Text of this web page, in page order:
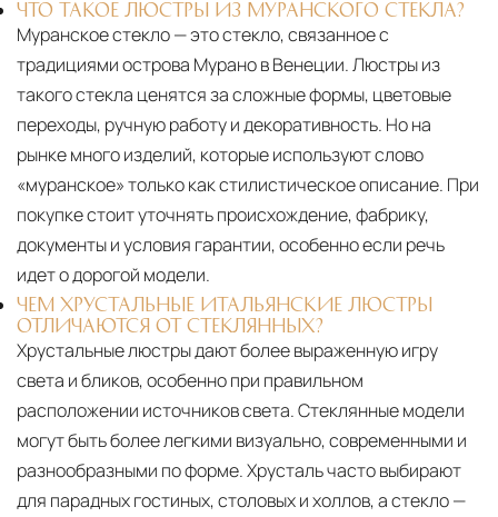
ЧТО ТАКОЕ ЛЮСТРЫ ИЗ МУРАНСКОГО СТЕКЛА?
Муранское стекло — это стекло, связанное с
традициями острова Мурано в Венеции. Люстры из
такого стекла ценятся за сложные формы, цветовые
переходы, ручную работу и декоративность. Но на
рынке много изделий, которые используют слово
«муранское» только как стилистическое описание. При
покупке стоит уточнять происхождение, фабрику,
документы и условия гарантии, особенно если речь
идет о дорогой модели.
ЧЕМ ХРУСТАЛЬНЫЕ ИТАЛЬЯНСКИЕ ЛЮСТРЫ
ОТЛИЧАЮТСЯ ОТ СТЕКЛЯННЫХ?
Хрустальные люстры дают более выраженную игру
света и бликов, особенно при правильном
расположении источников света. Стеклянные модели
могут быть более легкими визуально, современными и
разнообразными по форме. Хрусталь часто выбирают
для парадных гостиных, столовых и холлов, а стекло —